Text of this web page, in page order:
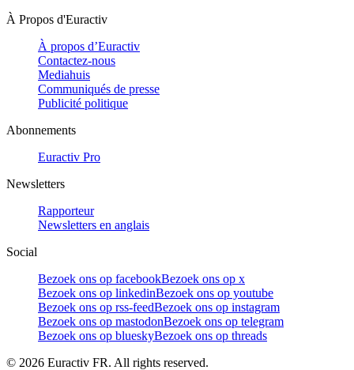
À Propos d'Euractiv
À propos d’Euractiv
Contactez-nous
Mediahuis
Communiqués de presse
Publicité politique
Abonnements
Euractiv Pro
Newsletters
Rapporteur
Newsletters en anglais
Social
Bezoek ons op facebookBezoek ons op x
Bezoek ons op linkedinBezoek ons op youtube
Bezoek ons op rss-feedBezoek ons op instagram
Bezoek ons op mastodonBezoek ons op telegram
Bezoek ons op blueskyBezoek ons op threads
© 2026 Euractiv FR. All rights reserved.